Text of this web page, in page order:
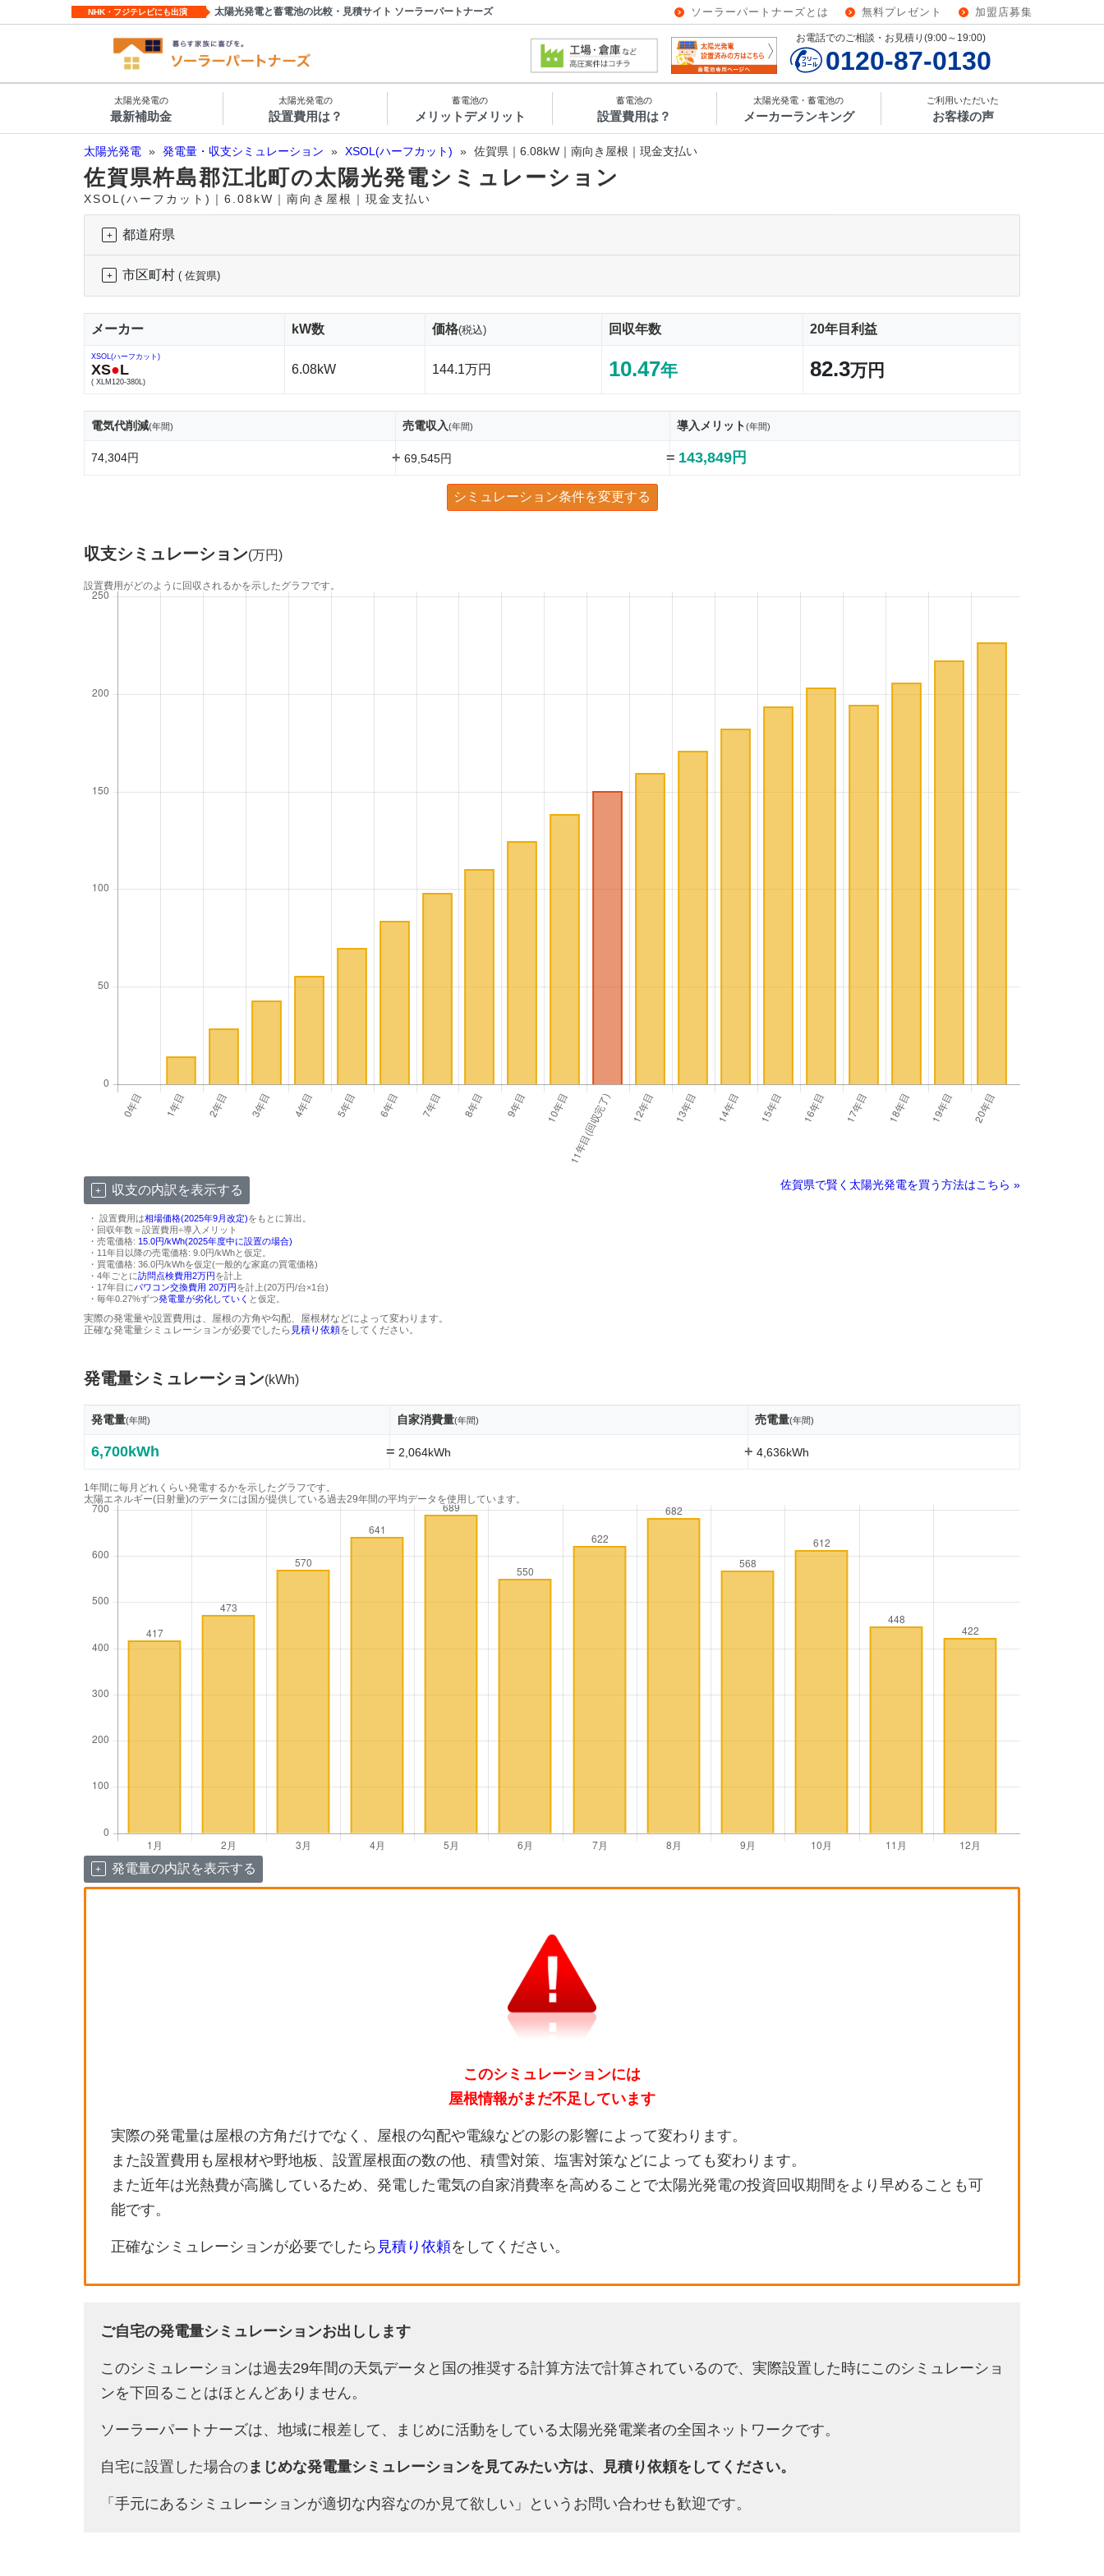
NHK・フジテレビにも出演 太陽光発電と蓄電池の比較・見積サイト ソーラーパートナーズ ソーラーパートナーズとは 無料プレゼント 加盟店募集
お電話でのご相談・お見積り(9:00～19:00)
0120-87-0130
太陽光発電の
最新補助金
太陽光発電の
設置費用は？
蓄電池の
メリットデメリット
蓄電池の
設置費用は？
太陽光発電・蓄電池の
メーカーランキング
ご利用いただいた
お客様の声
太陽光発電 » 発電量・収支シミュレーション » XSOL(ハーフカット) » 佐賀県｜6.08kW｜南向き屋根｜現金支払い
佐賀県杵島郡江北町の太陽光発電シミュレーション
XSOL(ハーフカット)｜6.08kW｜南向き屋根｜現金支払い
都道府県
市区町村 ( 佐賀県)
メーカー kW数 価格(税込) 回収年数 20年目利益
XSOL(ハーフカット)
XS●L
( XLM120-380L)
6.08kW 144.1万円 10.47年 82.3万円
電気代削減(年間) 売電収入(年間) 導入メリット(年間)
74,304円 + 69,545円 = 143,849円
シミュレーション条件を変更する
収支シミュレーション(万円)
設置費用がどのように回収されるかを示したグラフです。
収支の内訳を表示する 佐賀県で賢く太陽光発電を買う方法はこちら »
・ 設置費用は相場価格(2025年9月改定)をもとに算出。
・回収年数＝設置費用÷導入メリット
・売電価格: 15.0円/kWh(2025年度中に設置の場合)
・11年目以降の売電価格: 9.0円/kWhと仮定。
・買電価格: 36.0円/kWhを仮定(一般的な家庭の買電価格)
・4年ごとに訪問点検費用2万円を計上
・17年目にパワコン交換費用 20万円を計上(20万円/台×1台)
・毎年0.27%ずつ発電量が劣化していく と仮定。
実際の発電量や設置費用は、屋根の方角や勾配、屋根材などによって変わります。
正確な発電量シミュレーションが必要でしたら 見積り依頼をしてください。
発電量シミュレーション(kWh)
発電量(年間) 自家消費量(年間) 売電量(年間)
6,700kWh = 2,064kWh + 4,636kWh
1年間に毎月どれくらい発電するかを示したグラフです。
太陽エネルギー(日射量)のデータには国が提供している過去29年間の平均データを使用しています。
発電量の内訳を表示する
このシミュレーションには
屋根情報がまだ不足しています
実際の発電量は屋根の方角だけでなく、屋根の勾配や電線などの影の影響によって変わります。
また設置費用も屋根材や野地板、設置屋根面の数の他、積雪対策、塩害対策などによっても変わります。
また近年は光熱費が高騰しているため、発電した電気の自家消費率を高めることで太陽光発電の投資回収期間をより早めることも可
能です。
正確なシミュレーションが必要でしたら 見積り依頼をしてください。
ご自宅の発電量シミュレーションお出しします
このシミュレーションは過去29年間の天気データと国の推奨する計算方法で計算されているので、実際設置した時にこのシミュレーショ
ンを下回ることはほとんどありません。
ソーラーパートナーズは、地域に根差して、まじめに活動をしている太陽光発電業者の全国ネットワークです。
自宅に設置した場合のまじめな発電量シミュレーションを見てみたい方は、見積り依頼をしてください。
「手元にあるシミュレーションが適切な内容なのか見て欲しい」というお問い合わせも歓迎です。